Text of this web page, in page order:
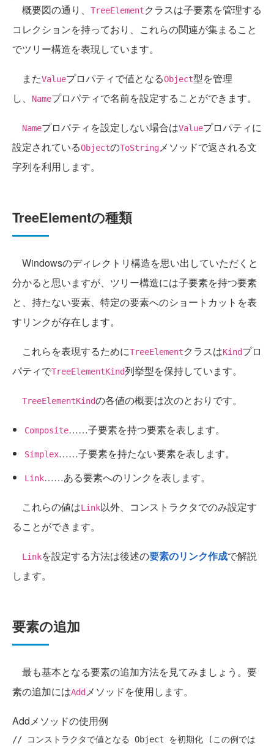
概要図の通り、 TreeElementクラスは子要素を管理する
コレクションを持っており、これらの関連が集まること
でツリー構造を表現しています。
またValueプロパティで値となるObject型を管理
し、
Nameプロパティで名前を設定することができます。
Nameプロパティを設定しない場合はValueプロパティに
設定されているObjectのToStringメソッドで返される文
字列を利用します。
TreeElementの種類
Windowsのディレクトリ構造を思い出していただくと
分かると思いますが、ツリー構造には子要素を持つ要素
と、持たない要素、特定の要素へのショートカットを表
すリンクが存在します。
これらを表現するためにTreeElementクラスはKindプロ
パティでTreeElementKind列挙型を保持しています。
TreeElementKindの各値の概要は次のとおりです。
Composite……子要素を持つ要素を表します。
Simplex……子要素を持たない要素を表します。
Link……ある要素へのリンクを表します。
これらの値はLink以外、コンストラクタでのみ設定す
ることができます。
Linkを設定する方法は後述の要素のリンク作成で解説
します。
要素の追加
最も基本となる要素の追加方法を見てみましょう。要
素の追加にはAdd メソッドを使用します。
Addメソッドの使用例
// コンストラクタで値となる Object を初期化 (この例では